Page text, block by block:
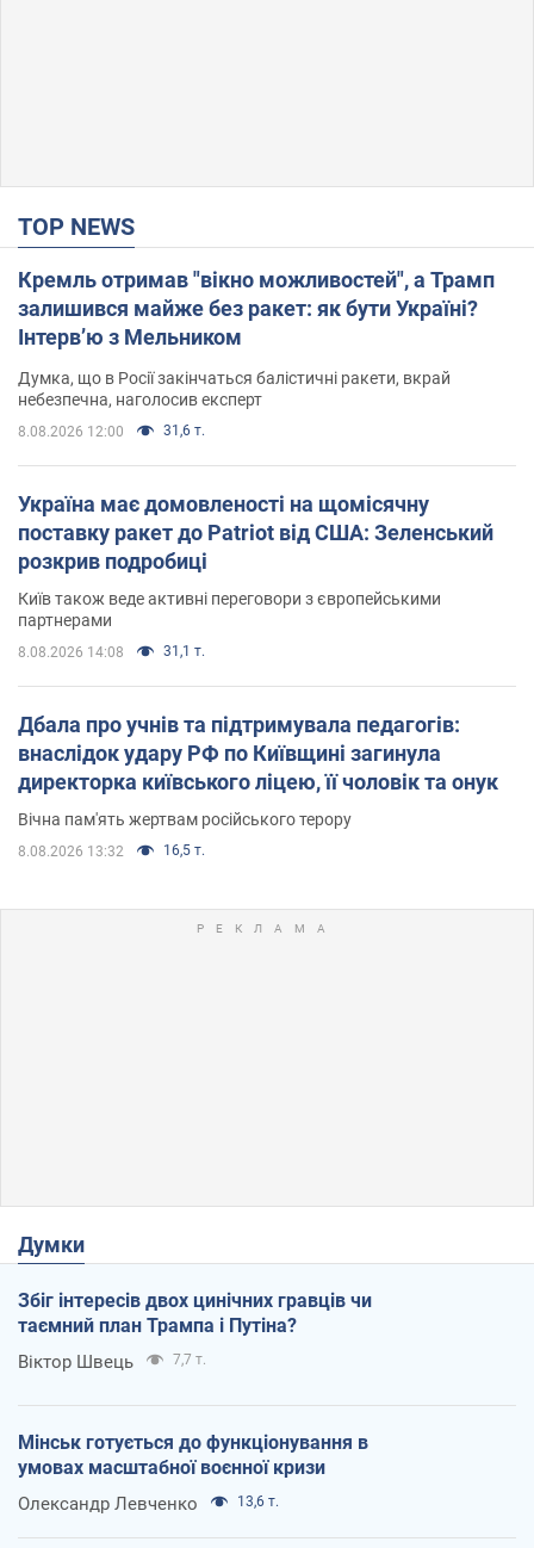
TOP NEWS
Кремль отримав "вікно можливостей", а Трамп
залишився майже без ракет: як бути Україні?
Інтерв’ю з Мельником
Думка, що в Росії закінчаться балістичні ракети, вкрай
небезпечна, наголосив експерт
8.08.2026 12:00 31,6 т.
Україна має домовленості на щомісячну
поставку ракет до Patriot від США: Зеленський
розкрив подробиці
Київ також веде активні переговори з європейськими
партнерами
8.08.2026 14:08 31,1 т.
Дбала про учнів та підтримувала педагогів:
внаслідок удару РФ по Київщині загинула
директорка київського ліцею, її чоловік та онук
Вічна пам'ять жертвам російського терору
8.08.2026 13:32 16,5 т.
Думки
Збіг інтересів двох цинічних гравців чи
таємний план Трампа і Путіна?
Віктор Швець 7,7 т.
Мінськ готується до функціонування в
умовах масштабної воєнної кризи
Олександр Левченко 13,6 т.